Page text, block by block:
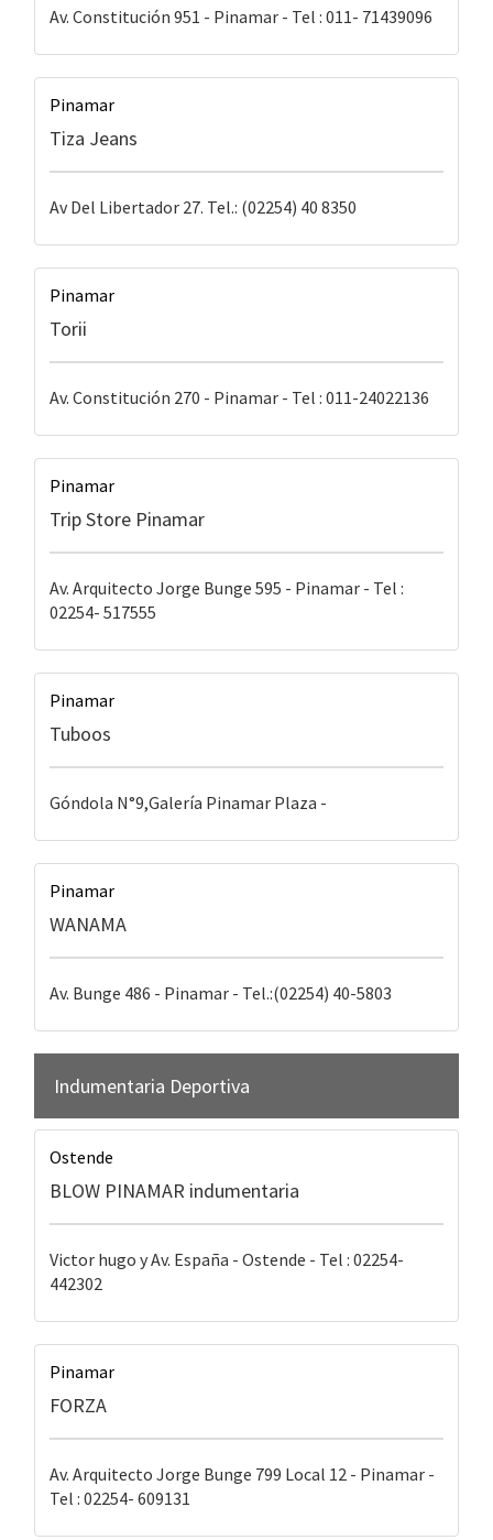
Av. Constitución 951 - Pinamar - Tel : 011- 71439096
Pinamar
Tiza Jeans
Av Del Libertador 27. Tel.: (02254) 40 8350
Pinamar
Torii
Av. Constitución 270 - Pinamar - Tel : 011-24022136
Pinamar
Trip Store Pinamar
Av. Arquitecto Jorge Bunge 595 - Pinamar - Tel :
02254- 517555
Pinamar
Tuboos
Góndola N°9,Galería Pinamar Plaza -
Pinamar
WANAMA
Av. Bunge 486 - Pinamar - Tel.:(02254) 40-5803
Indumentaria Deportiva
Ostende
BLOW PINAMAR indumentaria
Victor hugo y Av. España - Ostende - Tel : 02254-
442302
Pinamar
FORZA
Av. Arquitecto Jorge Bunge 799 Local 12 - Pinamar -
Tel : 02254- 609131